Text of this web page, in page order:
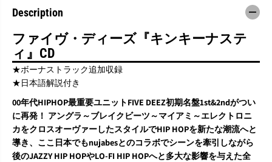
『
K
y
n
a
t
i
』
C
D
n
y
a
s
t
i
』
C
D
Description
ファイヴ・ディーズ『キンキーナステ
ィ』CD
★ボーナストラック追加収録
★日本語解説付き
00年代HIPHOP最重要ユニットFIVE DEEZ初期名盤1st&2ndがつい
に再発！ アングラ～ブレイクビーツ～マイアミ～エレクトロニ
カをクロスオーヴァーしたスタイルでHIP HOPを新たな潮流へと
導き、ここ日本でもnujabesとのコラボでシーンを牽引しながら
後のJAZZY HIP HOPやLO-FI HIP HOPへと多大な影響を与えた全